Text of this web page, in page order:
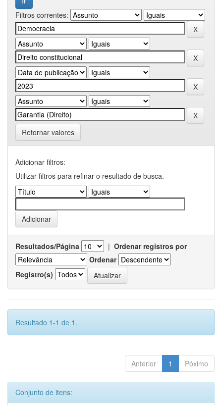
Filtros correntes:
Retornar valores
Adicionar filtros:
Utilizar filtros para refinar o resultado de busca.
Resultados/Página | Ordenar registros por
Ordenar
Registro(s)
Resultado 1-1 de 1.
Anterior 1 Póximo
Conjunto de itens: